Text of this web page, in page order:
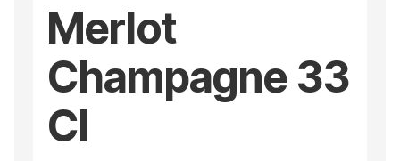
Merlot
Champagne 33
Cl